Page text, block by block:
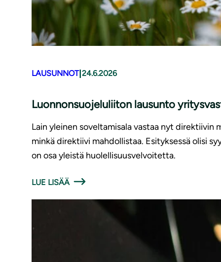
LAUSUNNOT| 24.6.2026
Luonnonsuojeluliiton lausunto
Lain yleinen soveltamisala vastaa nyt direktiivin
minkä direktiivi mahdollistaa. Esityksessä olisi
on osa yleistä huolellisuusvelvoitetta.
LUE LISÄÄ